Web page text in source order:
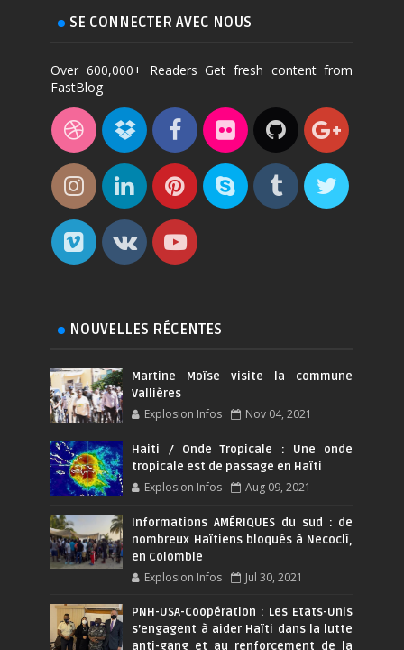
SE CONNECTER AVEC NOUS
Over 600,000+ Readers Get fresh content from
FastBlog
NOUVELLES RÉCENTES
Martine Moïse visite la commune
Vallières
Explosion Infos Nov 04, 2021
Haiti / Onde Tropicale : Une onde
tropicale est de passage en Haïti
Explosion Infos Aug 09, 2021
Informations AMÉRIQUES du sud : de
nombreux Haïtiens bloqués à Necoclí,
en Colombie
Explosion Infos Jul 30, 2021
PNH-USA-Coopération : Les Etats-Unis
s’engagent à aider Haïti dans la lutte
anti-gang et au renforcement de la